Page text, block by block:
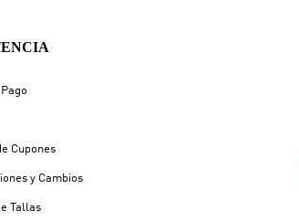
Cupones
y Cambios
Tallas